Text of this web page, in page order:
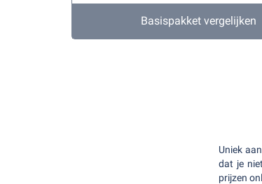
Basispakket vergelijken
Uniek
dat je
prijzen